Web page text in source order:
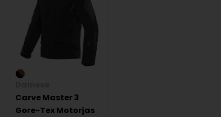
Carve Master 3
Gore-Tex Motorjas